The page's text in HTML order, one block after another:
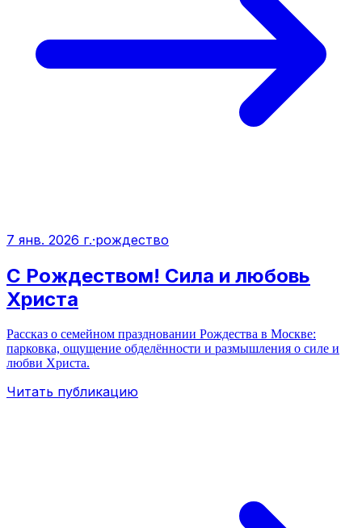
7 янв. 2026 г.·рождество
С Рождеством! Сила и любовь
Христа
Рассказ о семейном праздновании Рождества в Москве:
парковка, ощущение обделённости и размышления о силе и
любви Христа.
Читать публикацию